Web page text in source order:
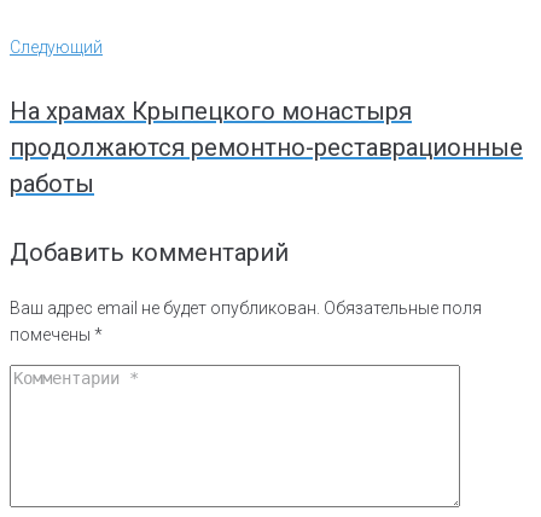
Следующий
Следующий
На храмах Крыпецкого монастыря
продолжаются ремонтно-реставрационные
работы
Добавить комментарий
Ваш адрес email не будет опубликован. Обязательные поля
помечены *